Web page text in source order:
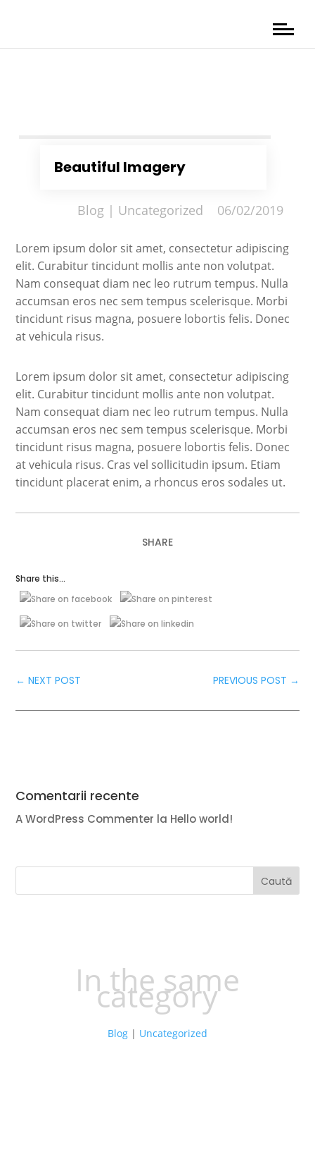
Beautiful Imagery
06/02/2019
Blog | Uncategorized
Lorem ipsum dolor sit amet, consectetur adipiscing
elit. Curabitur tincidunt mollis ante non volutpat.
Nam consequat diam nec leo rutrum tempus. Nulla
accumsan eros nec sem tempus scelerisque. Morbi
tincidunt risus magna, posuere lobortis felis. Donec
at vehicula risus.
Lorem ipsum dolor sit amet, consectetur adipiscing
elit. Curabitur tincidunt mollis ante non volutpat.
Nam consequat diam nec leo rutrum tempus. Nulla
accumsan eros nec sem tempus scelerisque. Morbi
tincidunt risus magna, posuere lobortis felis. Donec
at vehicula risus. Cras vel sollicitudin ipsum. Etiam
tincidunt placerat enim, a rhoncus eros sodales ut.
SHARE
Share this...
←NEXT POST PREVIOUS POST →
Comentarii recente
A WordPress Commenter la Hello world!
In the same
category
Blog| Uncategorized